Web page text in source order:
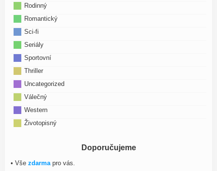
Rodinný
Romantický
Sci-fi
Seriály
Sportovní
Thriller
Uncategorized
Válečný
Western
Životopisný
Doporučujeme
• Všezdarmapro vás.